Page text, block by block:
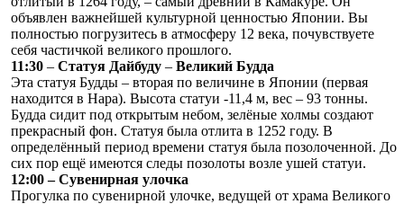
объявлен важнейшей культурной ценностью Японии. Вы
полностью погрузитесь в атмосферу 12 века, почувствуете
себя частичкой великого прошлого.
11:30 – Статуя Дайбуду – Великий Будда
Эта статуя Будды – вторая по величине в Японии (первая
находится в Нара). Высота статуи -11,4 м, вес – 93 тонны.
Будда сидит под открытым небом, зелёные холмы создают
прекрасный фон. Статуя была отлита в 1252 году. В
определённый период времени статуя была позолоченной. До
сих пор ещё имеются следы позолоты возле ушей статуи.
12:00 – Сувенирная улочка
Прогулка по сувенирной улочке, ведущей от храма Великого